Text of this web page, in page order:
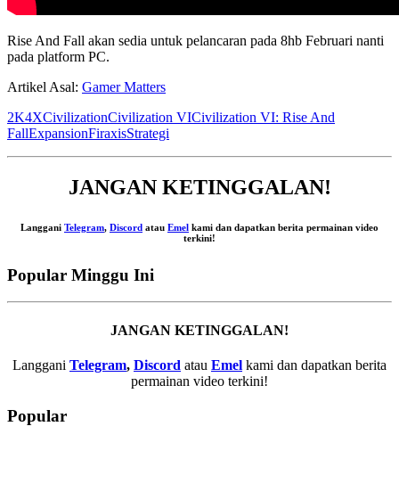
Rise And Fall akan sedia untuk pelancaran pada 8hb Februari nanti
pada platform PC.
Artikel Asal: Gamer Matters
2K4XCivilizationCivilization VICivilization VI: Rise And
FallExpansionFiraxisStrategi
JANGAN KETINGGALAN!
Langgani Telegram, Discord atau Emel kami dan dapatkan berita permainan video
terkini!
Popular Minggu Ini
JANGAN KETINGGALAN!
Langgani Telegram, Discord atau Emel kami dan dapatkan berita
permainan video terkini!
Popular